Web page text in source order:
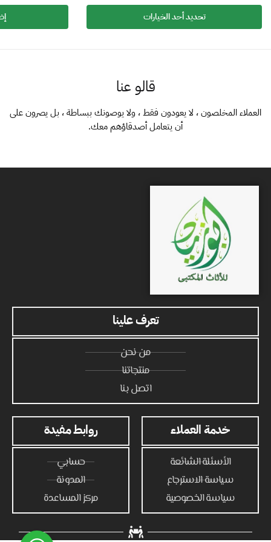
تحديد أحد الخيارات
قالو عنا
العملاء المخلصون ، لا يعودون فقط ، ولا يوصونك ببساطة ، بل يصرون على
أن يتعامل أصدقاؤهم معك.
تعرف علينا
من نحن
منتجاتنا
اتصل بنا
خدمة العملاء
الأسئلة الشائعة
سياسة الاسترجاع
سياسة الخصوصية
روابط مفيدة
حسابي
المدونة
مركز المساعدة